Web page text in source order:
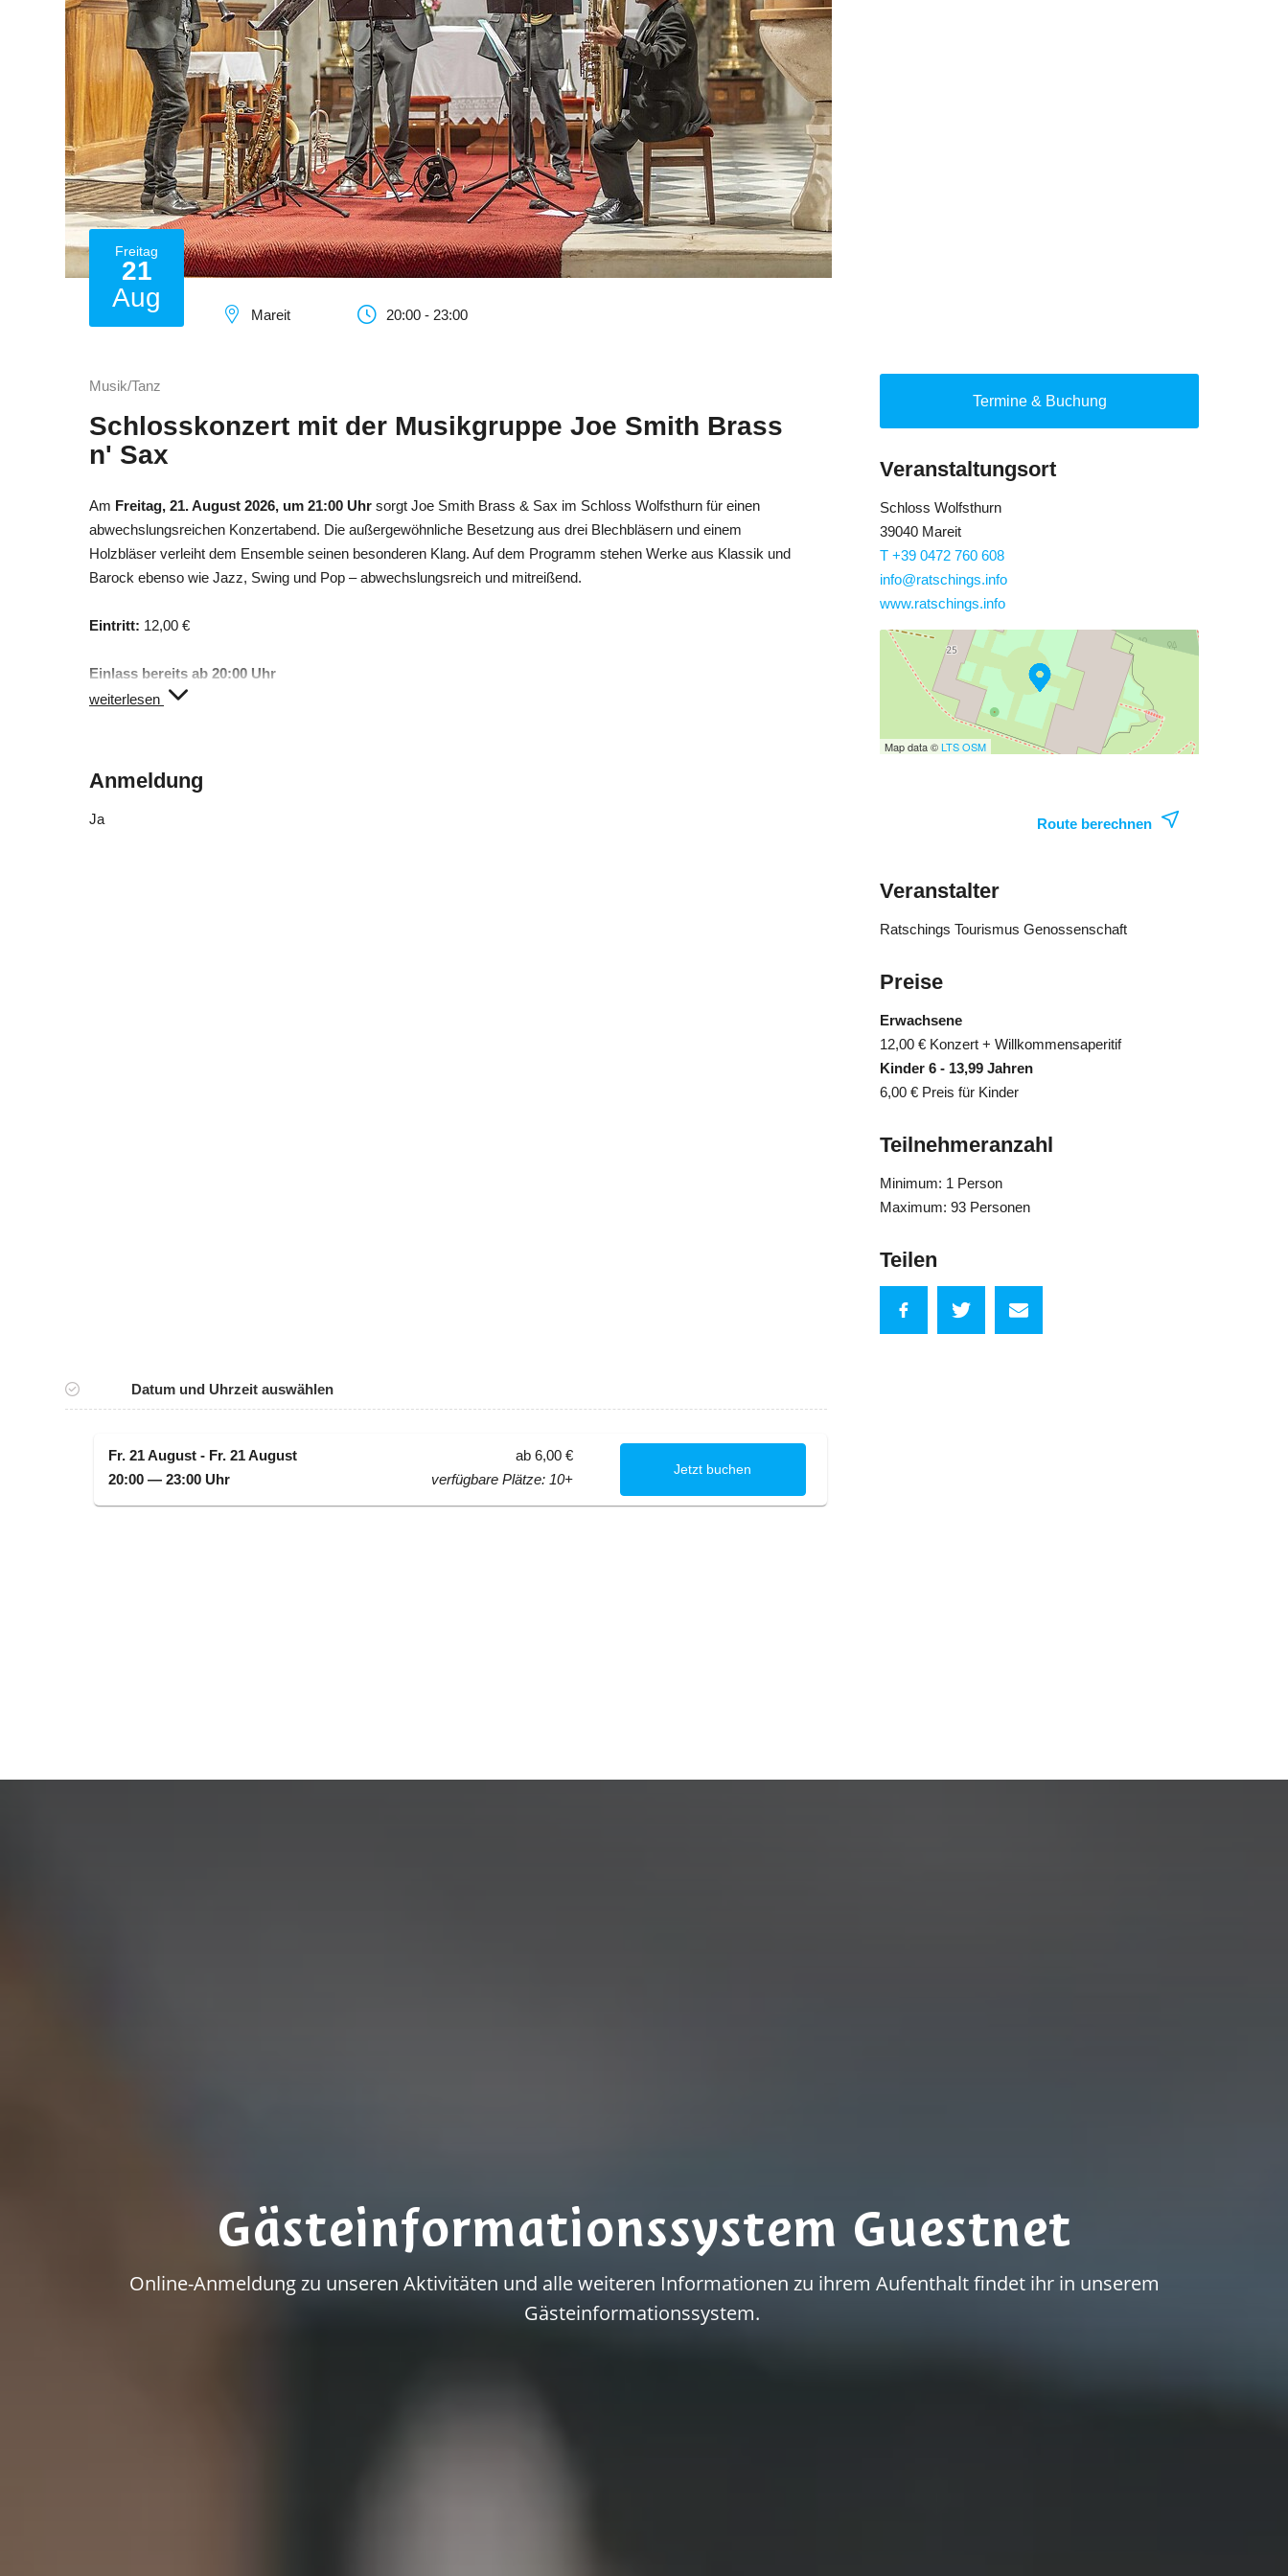
Freitag
21
Aug
Mareit 20:00 - 23:00
Musik/Tanz
Schlosskonzert mit der Musikgruppe Joe Smith Brass
n' Sax
Am Freitag, 21. August 2026, um 21:00 Uhr sorgt Joe Smith Brass & Sax im Schloss Wolfsthurn für einen
abwechslungsreichen Konzertabend. Die außergewöhnliche Besetzung aus drei Blechbläsern und einem
Holzbläser verleiht dem Ensemble seinen besonderen Klang. Auf dem Programm stehen Werke aus Klassik und
Barock ebenso wie Jazz, Swing und Pop – abwechslungsreich und mitreißend.
Eintritt: 12,00 €
Einlass bereits ab 20:00 Uhr
Vor dem Konzert erhält jeder Zuschauer ein Willkommensaperitif
Tel. +39 0472 760 608
E-Mail: info@ratschings.info
oder online unter …
weiterlesen
Anmeldung
Ja
Termine & Buchung
Veranstaltungsort
Schloss Wolfsthurn
39040 Mareit
T +39 0472 760 608
info@ratschings.info
www.ratschings.info
Map data ©LTS OSM
Route berechnen
Veranstalter
Ratschings Tourismus Genossenschaft
Preise
Erwachsene
12,00 € Konzert + Willkommensaperitif
Kinder 6 - 13,99 Jahren
6,00 € Preis für Kinder
Teilnehmeranzahl
Minimum: 1 Person
Maximum: 93 Personen
Teilen
Gästeinformationssystem Guestnet
Online-Anmeldung zu unseren Aktivitäten und alle weiteren Informationen zu ihrem Aufenthalt findet ihr in unserem
Gästeinformationssystem.